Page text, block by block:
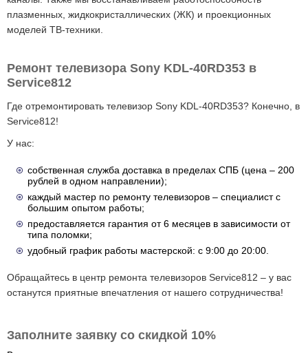
плазменных, жидкокристаллических (ЖК) и проекционных
моделей ТВ-техники.
Ремонт телевизора Sony KDL-40RD353 в
Service812
Где отремонтировать телевизор Sony KDL-40RD353? Конечно, в
Service812!
У нас:
собственная служба доставка в пределах СПБ (цена – 200
рублей в одном направлении);
каждый мастер по ремонту телевизоров – специалист с
большим опытом работы;
предоставляется гарантия от 6 месяцев в зависимости от
типа поломки;
удобный график работы мастерской: с 9:00 до 20:00.
Обращайтесь в центр ремонта телевизоров Service812 – у вас
останутся приятные впечатления от нашего сотрудничества!
Заполните заявку со скидкой 10%